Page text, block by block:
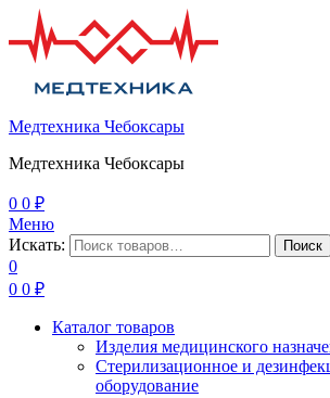
Медтехника Чебоксары
Медтехника Чебоксары
0 0 ₽
Меню
Искать:
Поиск
0
0 0 ₽
Каталог товаров
Изделия медицинского
Стерилизационное и
оборудование